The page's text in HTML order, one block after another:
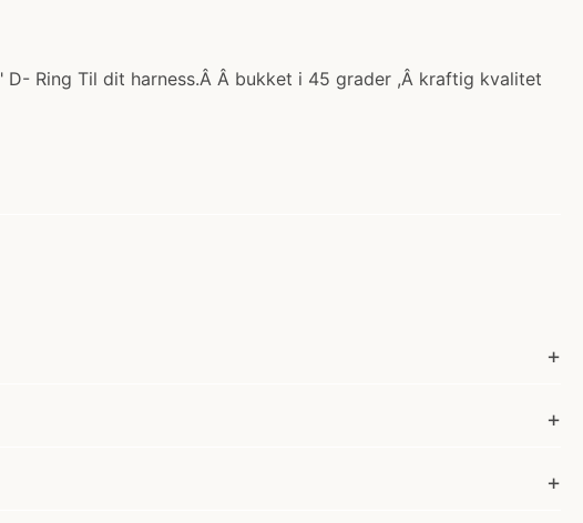
D- Ring Til dit harness.Â Â bukket i 45 grader ,Â kraftig kvalitet